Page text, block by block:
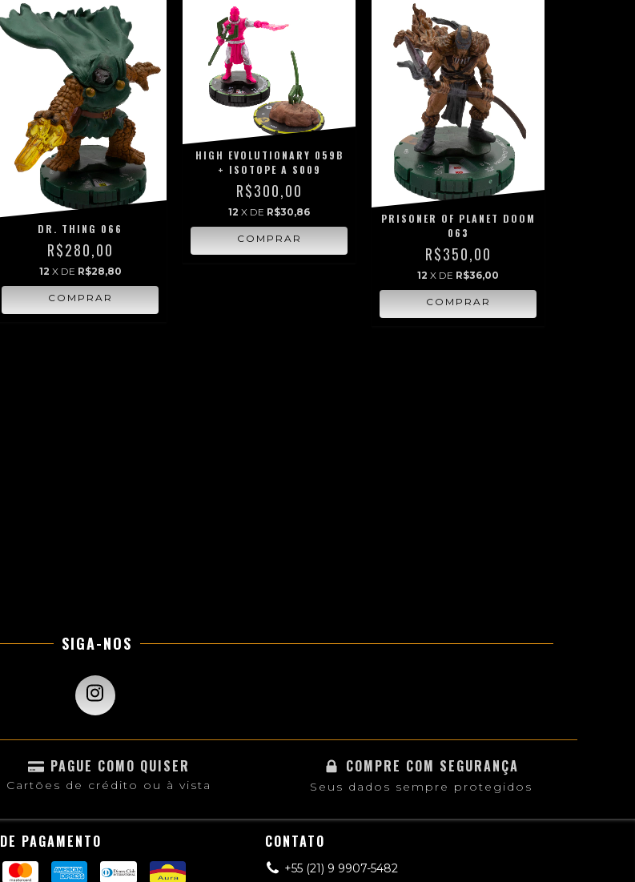
DR. THING 066
R$280,00
12 X DE R$28,80
HIGH EVOLUTIONARY 059B
+ ISOTOPE A S009
R$300,00
12 X DE R$30,86
PRISONER OF PLANET DOOM
063
R$350,00
12 X DE R$36,00
SIGA-NOS
PAGUE COMO QUISER
Cartões de crédito ou à vista
COMPRE COM SEGURANÇA
Seus dados sempre protegidos
PAGAMENTO CONTATO
+55 (21) 9 9907-5482